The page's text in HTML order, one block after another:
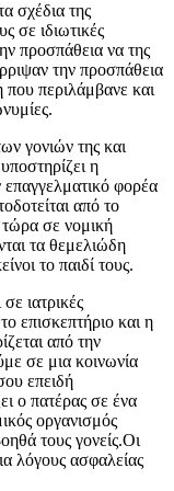
σχέδια της
σε ιδιωτικές
προσπάθεια να της
την προσπάθεια
που περιλάμβανε και
γονιών της και
η
φορέα
από το
τώρα σε νομική
τα θεμελιώδη
το παιδί τους.
ιατρικές
επισκεπτήριο και η
από την
σε μια κοινωνία
επειδή
ο πατέρας σε ένα
οργανισμός
τους γονείς.Οι
λόγους ασφαλείας